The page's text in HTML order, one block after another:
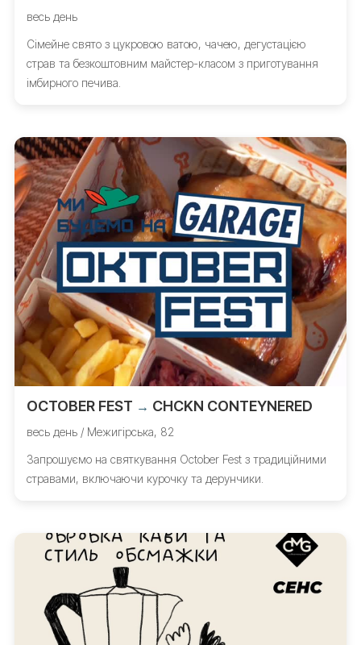
весь день
Сімейне свято з цукровою ватою, чачею, дегустацією
страв та безкоштовним майстер-класом з приготування
імбирного печива.
OCTOBER FEST → CHCKN CONTEYNERED
весь день / Межигірська, 82
Запрошуємо на святкування October Fest з традиційними
стравами, включаючи курочку та дерунчики.